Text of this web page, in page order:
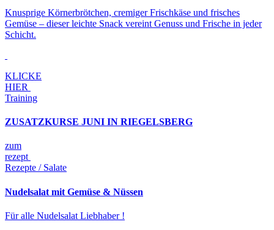
Knusprige Körnerbrötchen, cremiger Frischkäse und frisches
Gemüse – dieser leichte Snack vereint Genuss und Frische in jeder
Schicht.
KLICKE
HIER
Training
ZUSATZKURSE JUNI IN RIEGELSBERG
zum
rezept
Rezepte / Salate
Nudelsalat mit Gemüse & Nüssen
Für alle Nudelsalat Liebhaber !